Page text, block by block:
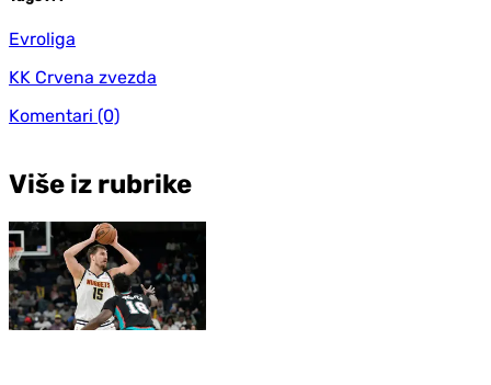
Evroliga
KK Crvena zvezda
Komentari (0)
Više iz rubrike